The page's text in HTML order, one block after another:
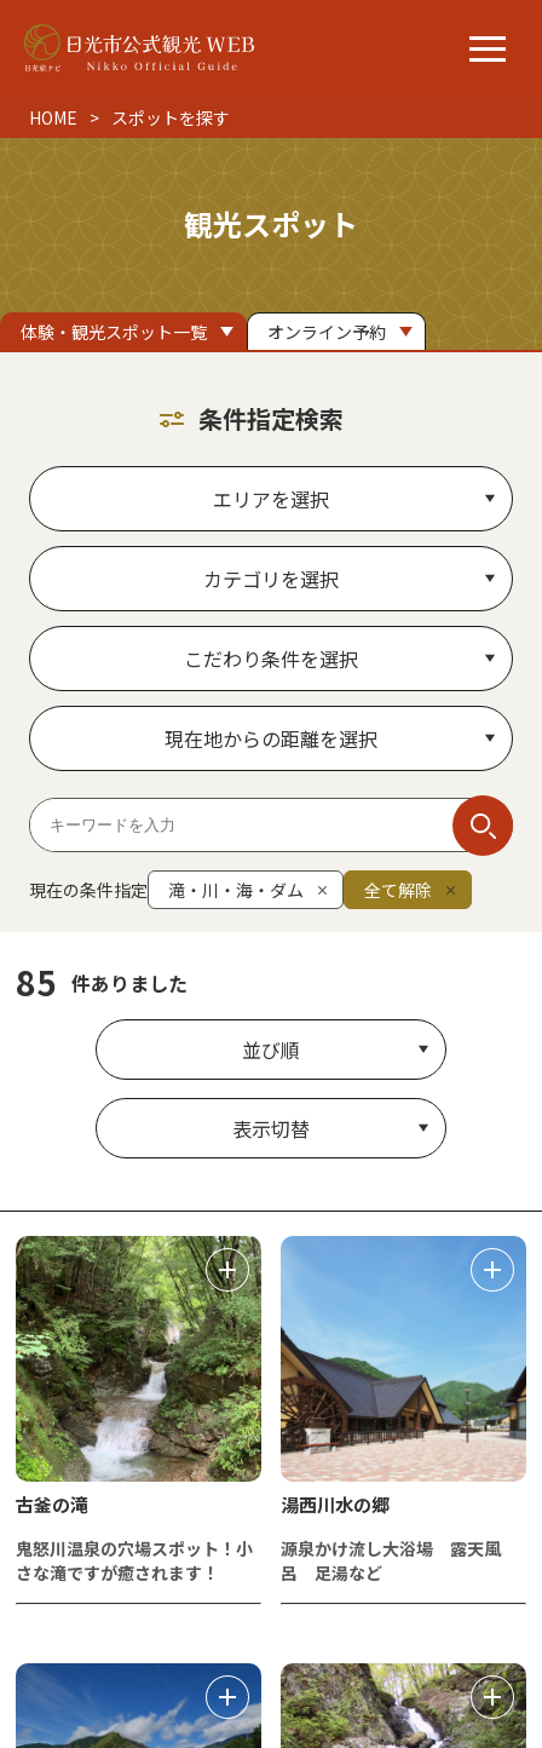
HOME スポットを探す
観光スポット
体験・観光スポット一覧 オンライン予約
条件指定検索
エリアを選択
カテゴリを選択
こだわり条件を選択
現在地からの距離を選択
現在の条件指定 滝・川・海・ダム 全て解除
85 件ありました
並び順
表示切替
古釜の滝
鬼怒川温泉の穴場スポット！小
さな滝ですが癒されます！
湯西川水の郷
源泉かけ流し大浴場 露天風
呂 足湯など